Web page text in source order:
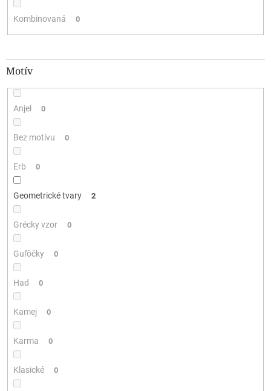
Kombinovaná 0
Motív
Anjel 0
Bez motívu 0
Erb 0
Geometrické tvary 2
Grécky vzor 0
Guľôčky 0
Had 0
Kamej 0
Karma 0
Klasické 0